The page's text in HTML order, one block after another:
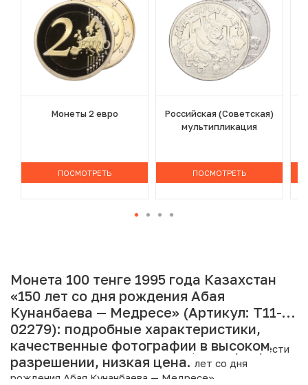
Монеты 2 евро
ПОСМОТРЕТЬ
Российская (Советская)
мультипликация
ПОСМОТРЕТЬ
Монета 100 тенге 1995 года Казахстан
«150 лет со дня рождения Абая
Кунанбаева — Медресе» (Артикул: T11-
02279): подробные характеристики,
качественные фотографии в высоком
разрешении, низкая цена.
Интернет магазин «Нумизмат» предлагает приобрести
100 тенге 1995 года Казахстан «150 лет со дня
рождения Абая Кунанбаева — Медресе».